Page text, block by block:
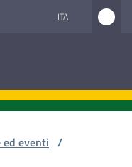
ITA
ed eventi /